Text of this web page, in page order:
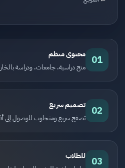
01 محتوى منظم
منح دراسية، جامعات، ودراسة
02 تصميم سريع
تصفح سريع ومتجاوب للوصول إلى
03 للطلاب